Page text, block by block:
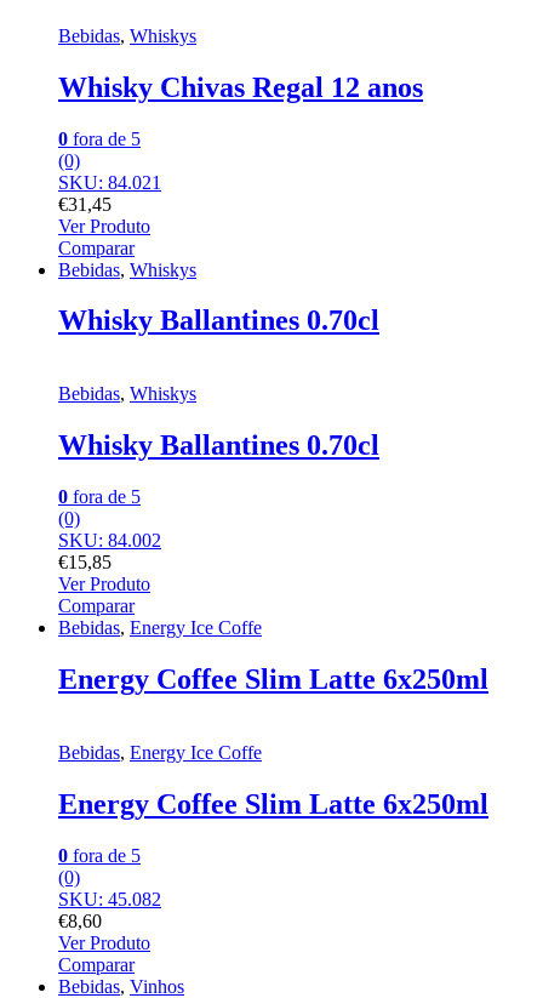
Bebidas, Whiskys
Whisky Chivas Regal 12 anos
0 fora de 5
(0)
SKU: 84.021
€31,45
Ver Produto
Comparar
Bebidas, Whiskys
Whisky Ballantines 0.70cl
Bebidas, Whiskys
Whisky Ballantines 0.70cl
0 fora de 5
(0)
SKU: 84.002
€15,85
Ver Produto
Comparar
Bebidas, Energy Ice Coffe
Energy Coffee Slim Latte 6x250ml
Bebidas, Energy Ice Coffe
Energy Coffee Slim Latte 6x250ml
0 fora de 5
(0)
SKU: 45.082
€8,60
Ver Produto
Comparar
Bebidas, Vinhos